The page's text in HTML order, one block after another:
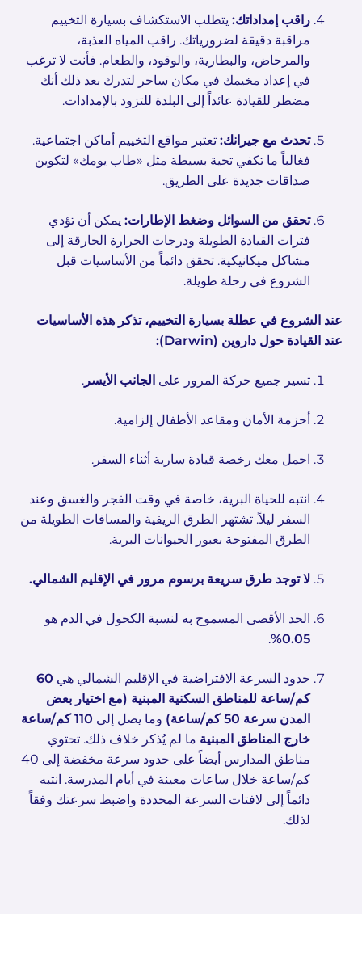
راقب إمداداتك:يتطلب الاستكشاف بسيارة التخييم
مراقبة دقيقة لضرورياتك. راقب المياه العذبة،
والمرحاض، والبطارية، والوقود، والطعام. فأنت لا ترغب
في إعداد مخيمك في مكان ساحر لتدرك بعد ذلك أنك
مضطر للقيادة عائداً إلى البلدة للتزود بالإمدادات.
تحدث مع جيرانك:تعتبر مواقع التخييم أماكن اجتماعية.
فغالباً ما تكفي تحية بسيطة مثل «طاب يومك» لتكوين
صداقات جديدة على الطريق.
تحقق من السوائل وضغط الإطارات:يمكن أن تؤدي
فترات القيادة الطويلة ودرجات الحرارة الحارقة إلى
مشاكل ميكانيكية. تحقق دائماً من الأساسيات قبل
الشروع في رحلة طويلة.
عند الشروع في عطلة بسيارة التخييم، تذكر هذه الأساسيات
عند القيادة حول داروين (Darwin):
تسير جميع حركة المرور على الجانب الأيسر
أحزمة الأمان ومقاعد الأطفال إلزامية.
احمل معك رخصة قيادة سارية أثناء السفر.
انتبه للحياة البرية، خاصة في وقت الفجر والغسق وعند
السفر ليلاً. تشتهر الطرق الريفية والمسافات الطويلة من
الطرق المفتوحة بعبور الحيوانات البرية.
لا توجد طرق سريعة برسوم مرور في الإقليم الشمالي.
الحد الأقصى المسموح به لنسبة الكحول في الدم هو
0.05%
.
حدود السرعة الافتراضية في الإقليم الشمالي هي 60
كم/ساعة للمناطق السكنية المبنية (مع اختيار بعض
المدن سرعة 50 كم/ساعة)
وما يصل إلى
110 كم/ساعة
خارج المناطق المبنيةما لم يُذكر خلاف ذلك. تحتوي
مناطق المدارس أيضاً على حدود سرعة مخفضة إلى 40
كم/ساعة خلال ساعات معينة في أيام المدرسة. انتبه
دائماً إلى لافتات السرعة المحددة واضبط سرعتك وفقاً
لذلك.